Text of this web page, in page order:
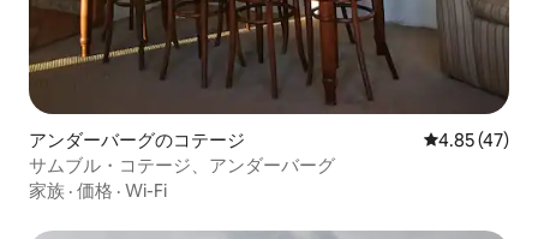
アンダーバーグのコテージ レビュー47
4.85 (47)
サムブル・コテージ、アンダーバーグ
家族 · 価格 · Wi-Fi